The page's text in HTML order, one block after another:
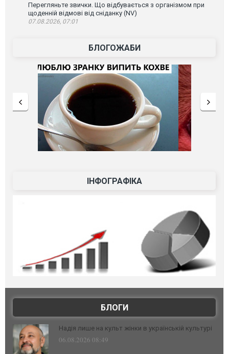
Перегляньте звички. Що відбувається з організмом при
щоденній відмові від сніданку (NV)
07.08.2026, 07:01
БЛОГОЖАБИ
ІНФОГРАФІКА
БЛОГИ
Надія лише на культ жінки в українській культурі
06.08.2026 08:49